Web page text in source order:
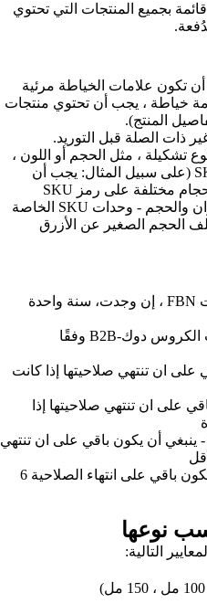
بجميع المنتجات التي تحتوي
تكون علامات الخياطة مرئية
خياطة ، يجب أن تحتوي منتجات
المنتج).
ذات الصلة قبل التوريد.
تشكيلة ، مثل الحجم أو اللون ،
على رمز شريطي فريد وشريك SKU (على سبيل المثال: يجب أن
يحتوي القميص الذي يأتي بألوان وأحجام مختلفة على رمز SKU
للشريك يحدد كل مجموعة من الألوان والحجم - وحدات SKU الخاصة
الحجم الصغير عن الأزرق
يجب أن تكون مدة صلاحية منتجات FBN ، إن وجدت، سنة واحدة
. يجب استيفاء مدة صلاحية منتجات الكروس دوك-B2B وفقًا
على ان تنتهي صلاحيتها إذا كانت
على ان تنتهي صلاحيتها إذا
ينبغي أن يكون باقي على ان تنتهي
. الأطعمة والمشروبات - ينبغي أن يكون باقي على انتهاء الصلاحية 6
نوعها
التالية: